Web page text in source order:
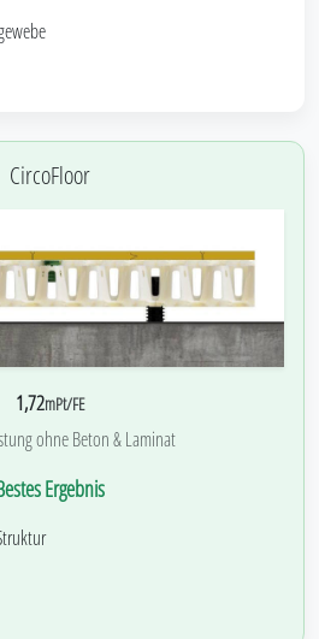
CircoFloor
1,72mPt/FE
ohne Beton & Laminat
Ergebnis